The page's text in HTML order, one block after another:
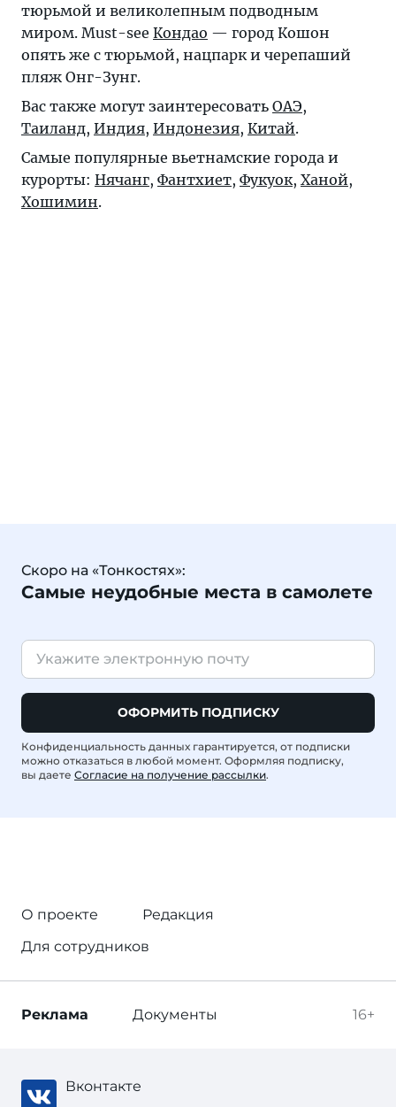
тюрьмой и великолепным подводным
миром. Must-see Кондао — город Кошон
опять же с тюрьмой, нацпарк и черепаший
пляж Онг-Зунг.
Вас также могут заинтересовать ОАЭ,
Таиланд, Индия, Индонезия, Китай.
Самые популярные вьетнамские города и
курорты: Нячанг, Фантхиет, Фукуок, Ханой,
Хошимин.
Скоро на «Тонкостях»:
Самые неудобные места в самолете
ОФОРМИТЬ ПОДПИСКУ
Конфиденциальность данных гарантируется, от подписки
можно отказаться в любой момент. Оформляя подписку,
вы даете Согласие на получение рассылки.
О проекте
Редакция
Для сотрудников
16+
Реклама Документы
Вконтакте